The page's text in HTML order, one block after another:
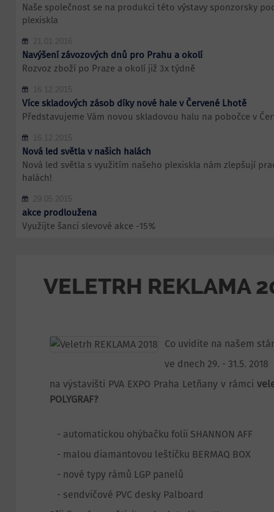
Naše společnost se na produkci této výstavy sponzorsky
plexiskla
21.01.2016
Navýšení závozových dnů pro Prahu a okolí
Rozvoz zboží po Praze a okolí již 3x týdně
16.12.2015
Více skladových zásob díky nové hale v Červené Lhotě
Představujeme Vám novou skladovou halu na pobočce v
16.12.2015
Nová led světla v našich halách
Nová led světla s využitím našeho plexiskla nám zlepšují
halách!
29.05.2015
akce prodloužena
Využijte šanci slevové akce -15%
VELETRH REKLAMA
Co uvidíte na našem
ve dnech 29. - 31.5. 2018
na výstavišti PVA EXPO Praha Letňany v rámci
POLYGRAF?
- automatickou ohýbačku folií SHANNON AFF
- malou diamantovou leštičku BERMAQ BOX
- nové typy rámů LGP panelů
- sendvičové PVC desky Palboard